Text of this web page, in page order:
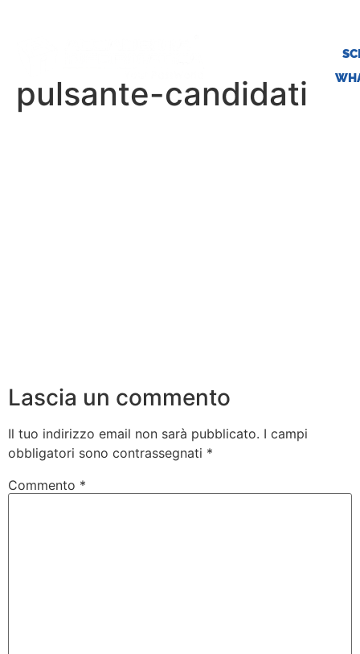
pulsante-candidati
Lascia un commento
Il tuo indirizzo email non sarà pubblicato. I campi
obbligatori sono contrassegnati *
Commento *